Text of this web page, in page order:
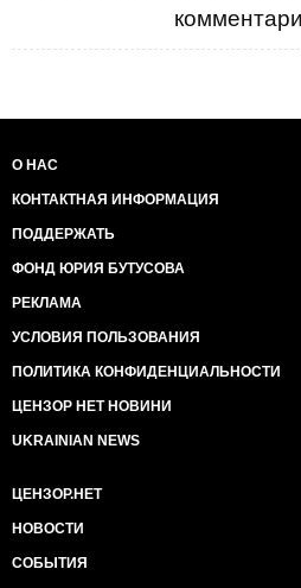
О НАС
КОНТАКТНАЯ ИНФОРМАЦИЯ
ПОДДЕРЖАТЬ
ФОНД ЮРИЯ БУТУСОВА
РЕКЛАМА
УСЛОВИЯ ПОЛЬЗОВАНИЯ
ПОЛИТИКА КОНФИДЕНЦИАЛЬНОСТИ
ЦЕНЗОР НЕТ НОВИНИ
UKRAINIAN NEWS
ЦЕНЗОР.НЕТ
НОВОСТИ
СОБЫТИЯ